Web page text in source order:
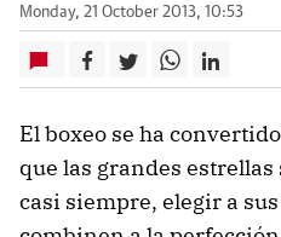
Monday, 21 October 2013, 10:53
El boxeo se ha
que las grandes
casi siempre, elegir a